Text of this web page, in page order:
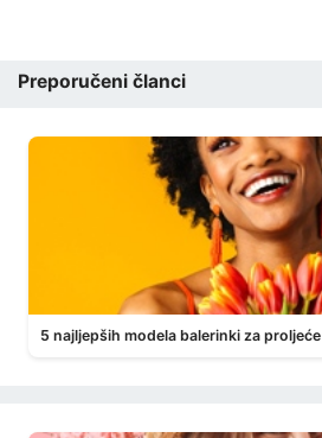
Preporučeni članci
5 najljepših modela balerinki za proljeće